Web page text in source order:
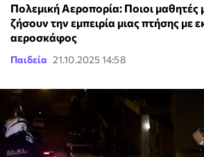
Πολεμική Αεροπορία: Ποιοι μαθητές
ζήσουν την εμπειρία μιας πτήσης με
αεροσκάφος
Παιδεία 21.10.2025 14:58